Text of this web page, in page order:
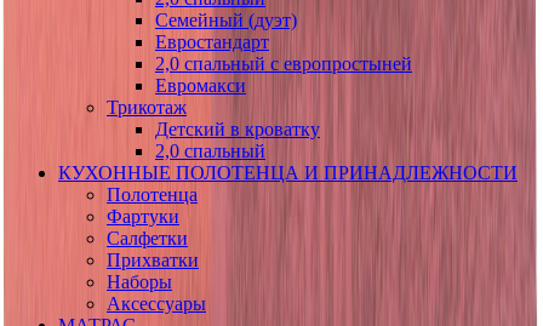
Семейный (дуэт)
Евростандарт
2,0 спальный с европростыней
Евромакси
Трикотаж
Детский в кроватку
2,0 спальный
КУХОННЫЕ ПОЛОТЕНЦА И ПРИНАДЛЕЖНОСТИ
Полотенца
Фартуки
Салфетки
Прихватки
Наборы
Аксессуары